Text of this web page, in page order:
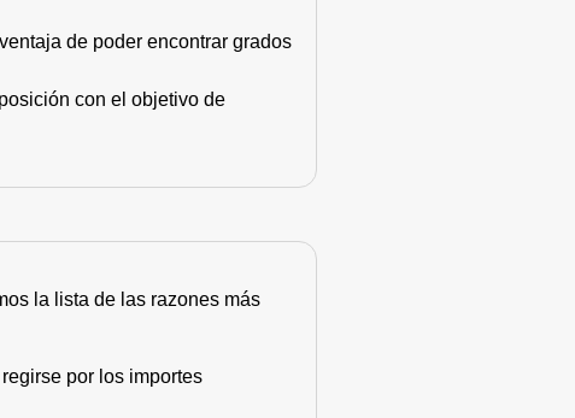
de poder encontrar grados
con el objetivo de
la lista de las razones más
por los importes